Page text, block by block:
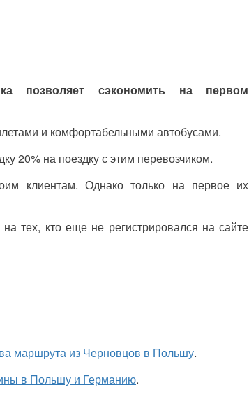
позволяет сэкономить на первом
и комфортабельными автобусами.
20% на поездку с этим перевозчиком.
клиентам. Однако только на первое их
тех, кто еще не регистрировался на сайте
маршрута из Черновцов в Польшу.
в Польшу и Германию.